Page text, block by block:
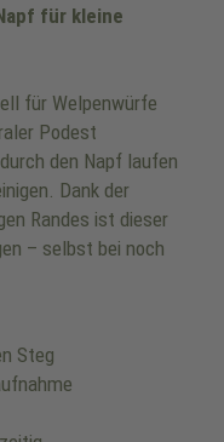
für kleine
für Welpenwürfe
Podest
den Napf laufen
Dank der
Randes ist dieser
– selbst bei noch
Steg